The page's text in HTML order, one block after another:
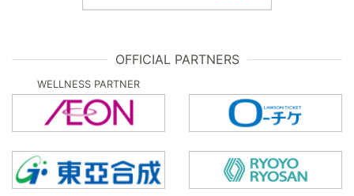
OFFICIAL PARTNERS
WELLNESS PARTNER